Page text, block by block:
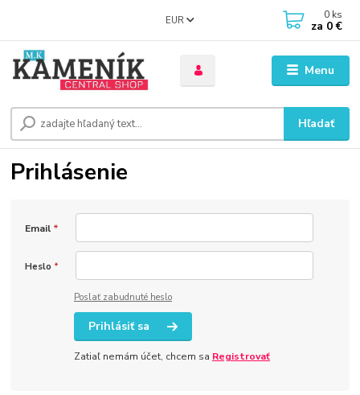
Menu
EUR
Hľadať
0 ks
za 0 €
Prihlásenie
Email *
Heslo *
Poslať zabudnuté heslo
Prihlásiť sa
Zatiaľ nemám účet, chcem sa Registrovať